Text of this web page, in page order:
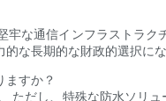
な通信インフラストラ
な長期的な財政的選択に
ますか？
だし、特殊な防水ソリ